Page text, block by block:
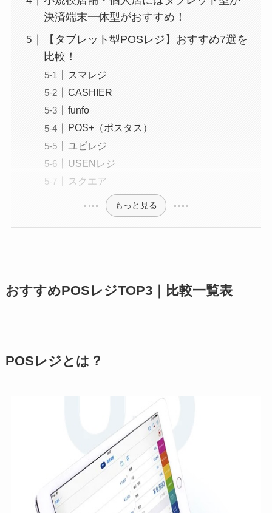
決済端末一体型がおすすめ！
【タブレット型POSレジ】おすすめ7選を
比較！
スマレジ
CASHIER
funfo
POS+（ポスタス）
ユビレジ
USENレジ
スクエア
もっと見る
おすすめPOSレジTOP3｜比較一覧表
POSレジとは？